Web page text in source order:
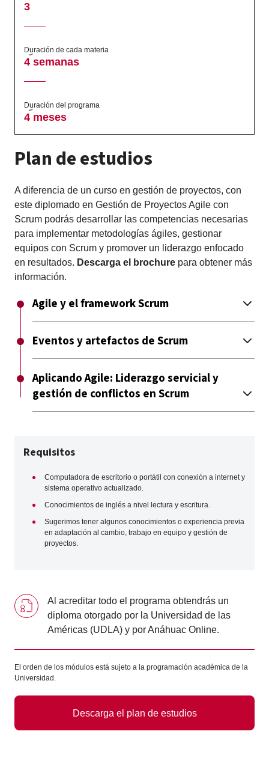
3
Duración de cada materia
4 semanas
Duración del programa
4 meses
Plan de estudios
A diferencia de un curso en gestión de proyectos, con
este diplomado en Gestión de Proyectos Agile con
Scrum podrás desarrollar las competencias necesarias
para implementar metodologías ágiles, gestionar
equipos con Scrum y promover un liderazgo enfocado
en resultados. Descarga el brochure para obtener más
información.
Agile y el framework Scrum
Eventos y artefactos de Scrum
Aplicando Agile: Liderazgo servicial y
gestión de conflictos en Scrum
Requisitos
Computadora de escritorio o portátil con conexión a internet y
sistema operativo actualizado.
Conocimientos de inglés a nivel lectura y escritura.
Sugerimos tener algunos conocimientos o experiencia previa
en adaptación al cambio, trabajo en equipo y gestión de
proyectos.
Al acreditar todo el programa obtendrás un
diploma otorgado por la Universidad de las
Américas (UDLA) y por Anáhuac Online.
El orden de los módulos está sujeto a la programación académica de la
Universidad.
Descarga el plan de estudios